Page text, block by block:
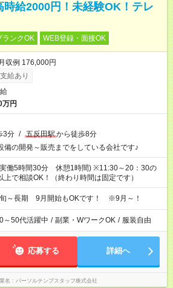
時給2000円！未経験OK！テレ
ランクOK WEB登録・面接OK
例 176,000円
給あり
円
3分 / 五反田駅から徒歩8分
備の開発～販売までをしている会社です♪
働5時間30分 休憩1時間) ※11:30～20：30の
上で相談OK！（終わり時間は固定です）
～長期 9月開始もOKです！ ※9月～！
～50代活躍中 / 副業・WワークOK / 服装自由
応募する 詳細へ
名 パーソルテンプスタッフ株式会社